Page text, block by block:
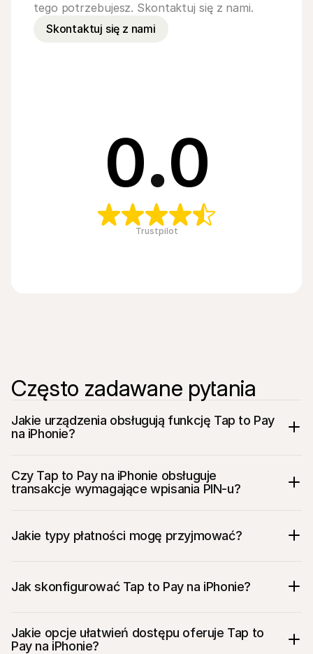
tego potrzebujesz. Skontaktuj się z nami.
Skontaktuj się z nami
0.0
Trustpilot
Często zadawane pytania
Jakie urządzenia obsługują funkcję Tap to Pay
na iPhonie?
Czy Tap to Pay na iPhonie obsługuje
transakcje wymagające wpisania PIN-u?
Jakie typy płatności mogę przyjmować?
Jak skonfigurować Tap to Pay na iPhonie?
Jakie opcje ułatwień dostępu oferuje Tap to
Pay na iPhonie?